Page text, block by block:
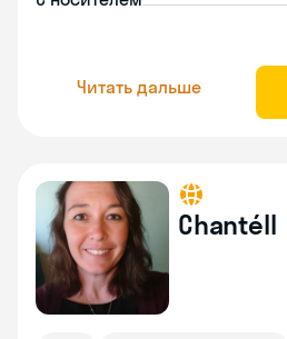
Читать дальше
Chantéll